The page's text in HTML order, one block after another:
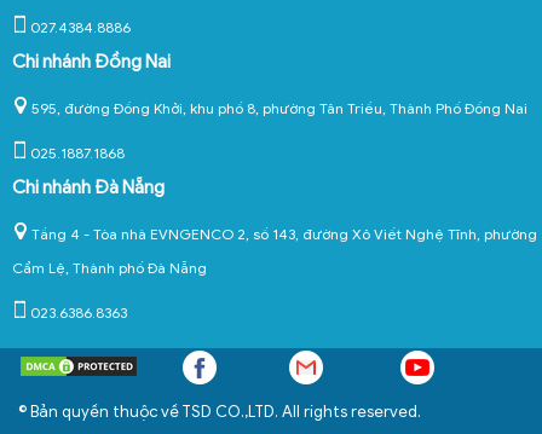
027.4384.8886
Chi nhánh Đồng Nai
595, đường Đồng Khởi, khu phố 8, phường Tân Triều, Thành Phố Đồng Nai
025.1887.1868
Chi nhánh Đà Nẵng
Tầng 4 - Tòa nhà EVNGENCO 2, số 143, đường Xô Viết Nghệ Tĩnh, phường
Cẩm Lệ, Thành phố Đà Nẵng
023.6386.8363
© Bản quyền thuộc về TSD CO.,LTD. All rights reserved.